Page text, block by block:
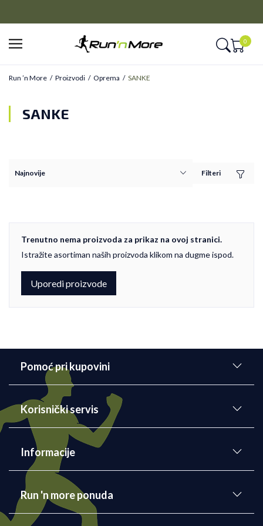
0
Run ’n More Proizvodi Oprema SANKE
SANKE
Filteri
Trenutno nema proizvoda za prikaz na ovoj stranici.
Istražite asortiman naših proizvoda klikom na dugme ispod.
Uporedi proizvode
Pomoć pri kupovini
Korisnički servis
Informacije
Run 'n more ponuda